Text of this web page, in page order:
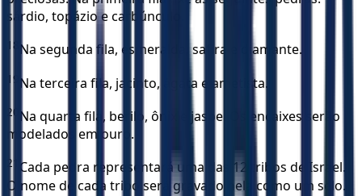
sárdio, topázio e carbúnculo.
18 Na segunda fila, esmeralda, safira e diamante.
19 Na terceira fila, jacinto, ágata e ametista.
20 Na quarta fila, berilo, ônix e jaspe. Os encaixes serão
modelados em ouro.
21
Cada pedra representará uma das 12 tribos de Israel.
O nome de cada tribo será gravado nela como um selo.